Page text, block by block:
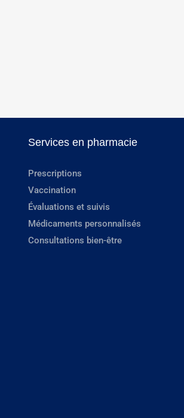
Services en pharmacie
Prescriptions
Vaccination
Évaluations et suivis
Médicaments personnalisés
Consultations bien-être